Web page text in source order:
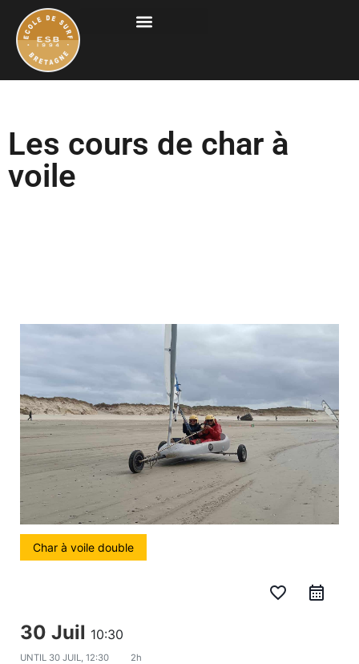
Les cours de char à
voile
Char à voile double
favorite_border
30 Juil 10:30
UNTIL 30 JUIL, 12:30 2h